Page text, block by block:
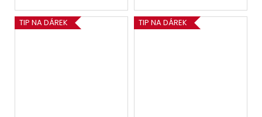
TIP NA DÁREK TIP NA DÁREK